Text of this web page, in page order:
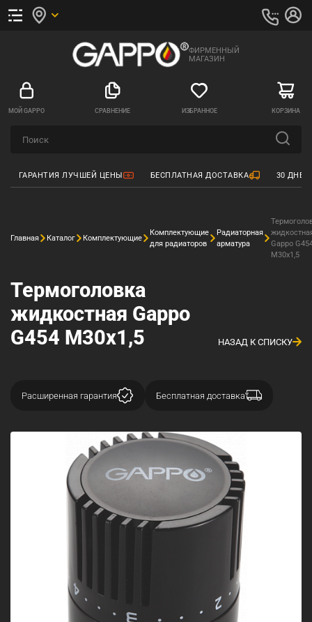
ФИРМЕННЫЙ
МАГАЗИН
МОЙ GAPPO СРАВНЕНИЕ ИЗБРАННОЕ КОРЗИНА
ГАРАНТИЯ ЛУЧШЕЙ ЦЕНЫ БЕСПЛАТНАЯ ДОСТАВКА 30
Главная Каталог Комплектующие
Комплектующие
для радиаторов
Радиаторная
арматура
Gappo
М30x1,5
Термоголовка
жидкостная Gappo
G454 М30x1,5
НАЗАД К СПИСКУ
Расширенная гарантия Бесплатная доставка